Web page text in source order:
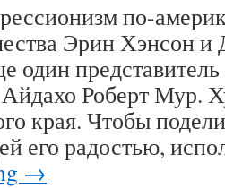
по-
Эрин Хэнсон
один
Роберт Мур.
края. Чтобы
его радостью,
→